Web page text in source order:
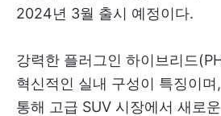
2024년 3월 출시 예정이다.
강력한 플러그인 하이브리드
혁신적인 실내 구성이 특징이
통해 고급 SUV 시장에서 새로